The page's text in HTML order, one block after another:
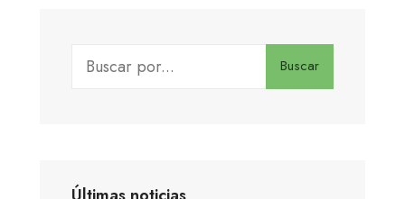
Buscar